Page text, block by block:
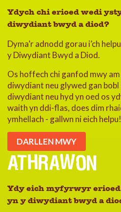
Ydych chi erioed wedi
diwydiant bwyd a diod?
Dyma’r adnodd gorau i’ch
y Diwydiant Bwyd a Diod.
Os hoffech chi ganfod mwy
diwydiant neu glywed gan bobl
diwydiant neu hyd yn oed os
waith yn ddi-flas, does dim
ymhellach - gallwn ni eich helpu!
DARLLEN MWY
ATHRAWON
Ydy eich myfyrwyr
yn y diwydiant bwyd a